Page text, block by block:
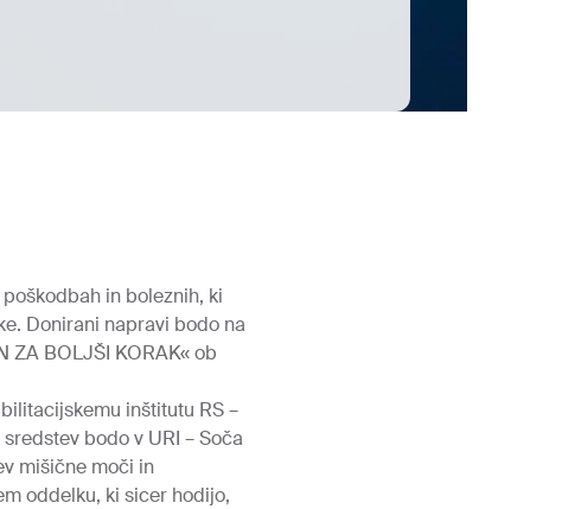
in boleznih, ki
Donirani napravi bodo na
ZA BOLJŠI KORAK« ob
inštitutu RS –
bodo v URI – Soča
mišične moči in
oddelku, ki sicer hodijo,